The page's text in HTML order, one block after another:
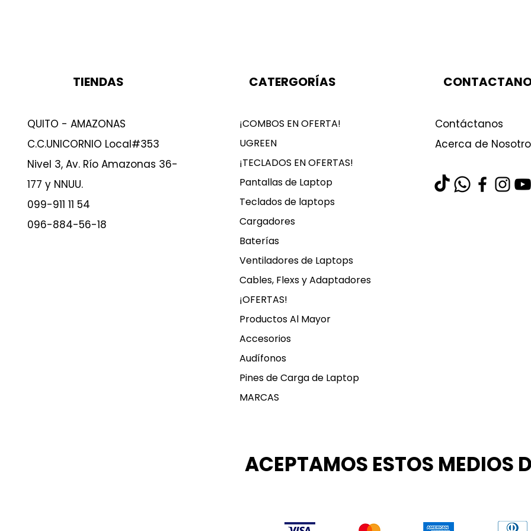
TIENDAS
QUITO - AMAZONAS
C.C.UNICORNIO Local#353
Nivel 3, Av. Río Amazonas 36-
177 y NNUU.
099-911 11 54
096-884-56-18
CATERGORÍAS
¡COMBOS EN OFERTA!
UGREEN
¡TECLADOS EN OFERTAS!
Pantallas de Laptop
Teclados de laptops
Cargadores
Baterías
Ventiladores de Laptops
Cables, Flexs y Adaptadores
¡OFERTAS!
Productos Al Mayor
Accesorios
Audífonos
Pines de Carga de Laptop
MARCAS
Contáctanos
Acerca de
ACEPTAMOS ESTOS MEDIOS